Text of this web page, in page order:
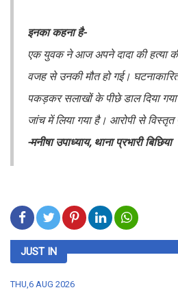
इनका कहना है-
एक युवक ने आज अपने दादा की हत्या
वजह से उनकी मौत हो गई।
पकड़कर सलाखों के पीछे डाल दिया
जांच में लिया गया है। आरोपी से
-मनीषा उपाध्याय, थाना प्रभारी बिछिया
JUST IN
THU,6 AUG 2026